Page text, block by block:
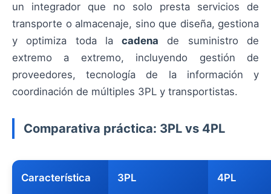
un integrador que no solo presta servicios de
transporte o almacenaje, sino que diseña, gestiona
y optimiza toda lacadena de suministro de
extremo a extremo, incluyendo gestión de
proveedores, tecnología de la información y
coordinación de múltiples 3PL y transportistas.
Comparativa práctica: 3PL vs 4PL
Característica 3PL 4PL